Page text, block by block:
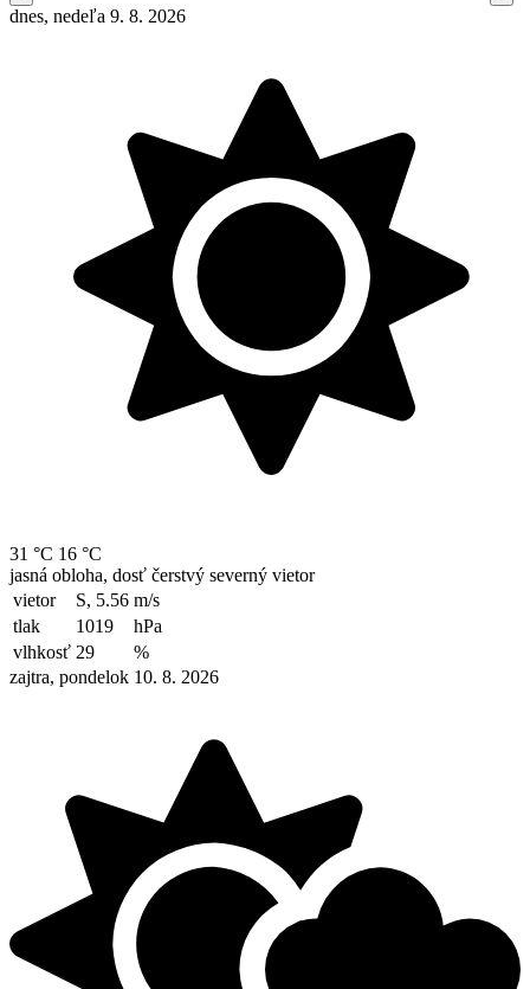
dnes, nedeľa 9. 8. 2026
31 °C 16 °C
jasná obloha, dosť čerstvý severný vietor
vietor
S, 5.56 m/s
tlak
1019
hPa
vlhkosť 29
%
zajtra, pondelok 10. 8. 2026